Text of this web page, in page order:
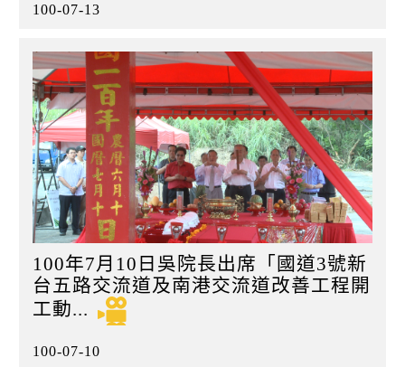
100-07-13
100年7月10日吳院長出席「國道3號新
台五路交流道及南港交流道改善工程開
工動...
100-07-10